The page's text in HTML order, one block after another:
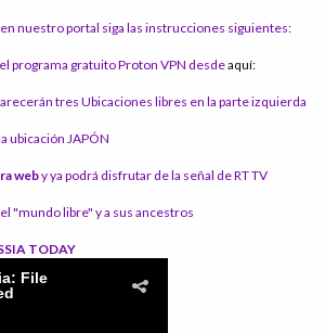
nuestro portal siga las instrucciones siguientes:
programa gratuito Proton VPN desdeaquí:
tres Ubicaciones libres en la parte izquierda
ubicación JAPÓN
weby ya podrá disfrutar de la señal de RT TV
"mundo libre" y a sus ancestros
TODAY